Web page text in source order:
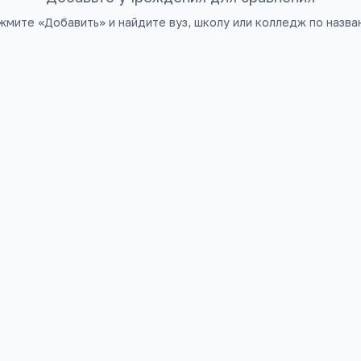
«Добавить» и найдите вуз, школу или колледж по